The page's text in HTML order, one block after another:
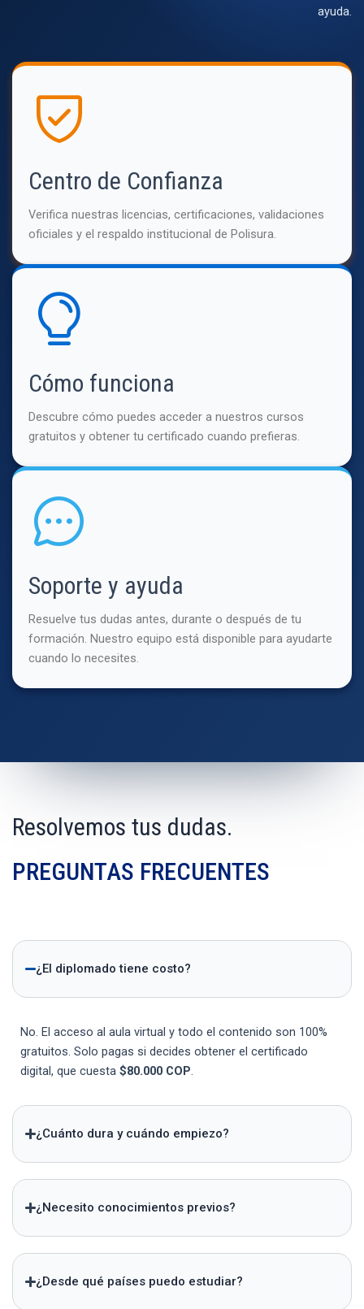
ayuda.
Centro de Confianza
Verifica nuestras licencias, certificaciones, validaciones
oficiales y el respaldo institucional de Polisura.
Cómo funciona
Descubre cómo puedes acceder a nuestros cursos
gratuitos y obtener tu certificado cuando prefieras.
Soporte y ayuda
Resuelve tus dudas antes, durante o después de tu
formación. Nuestro equipo está disponible para ayudarte
cuando lo necesites.
Resolvemos tus dudas.
PREGUNTAS FRECUENTES
¿El diplomado tiene costo?
No. El acceso al aula virtual y todo el contenido son 100%
gratuitos. Solo pagas si decides obtener el certificado
digital, que cuesta $80.000 COP
¿Cuánto dura y cuándo empiezo?
¿Necesito conocimientos previos?
¿Desde qué países puedo estudiar?